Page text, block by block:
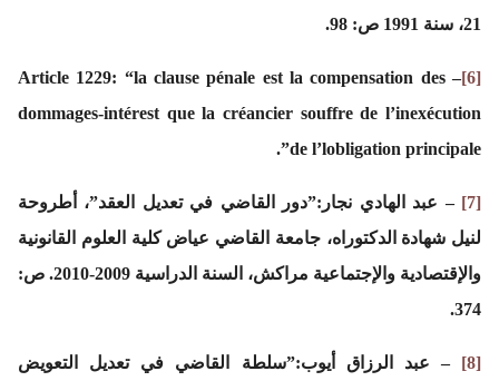
21، سنة 1991 ص: 98.
[6]
– Article 1229: “la clause pénale est la compensation des
dommages-intérest que la créancier souffre de l’inexécution
de l’lobligation principale”.
[7]
– عبد الهادي نجار:”دور القاضي في تعديل العقد”، أطروحة
لنيل شهادة الدكتوراه، جامعة القاضي عياض كلية العلوم القانونية
والإقتصادية والإجتماعية مراكش، السنة الدراسية 2009-2010. ص:
374.
[8]
– عبد الرزاق أيوب:”سلطة القاضي في تعديل التعويض